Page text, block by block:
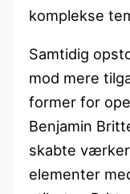
komplekse
Samtidig
mod mere
former for
Benjamin
skabte
elementer